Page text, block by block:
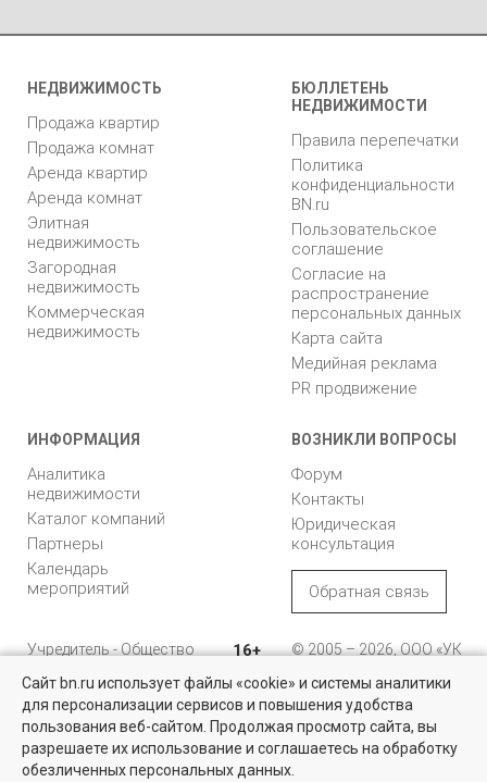
НЕДВИЖИМОСТЬ
Продажа квартир
Продажа комнат
Аренда квартир
Аренда комнат
Элитная
недвижимость
Загородная
недвижимость
Коммерческая
недвижимость
БЮЛЛЕТЕНЬ
НЕДВИЖИМОСТИ
Правила перепечатки
Политика
конфиденциальности
BN.ru
Пользовательское
соглашение
Согласие на
распространение
персональных данных
Карта сайта
Медийная реклама
PR продвижение
ИНФОРМАЦИЯ
Аналитика
недвижимости
Каталог компаний
Партнеры
Календарь
мероприятий
ВОЗНИКЛИ ВОПРОСЫ
Форум
Контакты
Юридическая
консультация
Обратная связь
Учредитель - Общество
ответственностью
"Управляющая
компания "Бюллетень
недвижимости"
16+
© 2005 – 2026, ООО «УК
196105, Санкт-
Петербург, пр. Юрия
Гагарина, 1
Сайт bn.ru использует файлы «cookie» и системы аналитики
для персонализации сервисов и повышения удобства
пользования веб-сайтом. Продолжая просмотр сайта, вы
разрешаете их использование и соглашаетесь на обработку
обезличенных персональных данных.